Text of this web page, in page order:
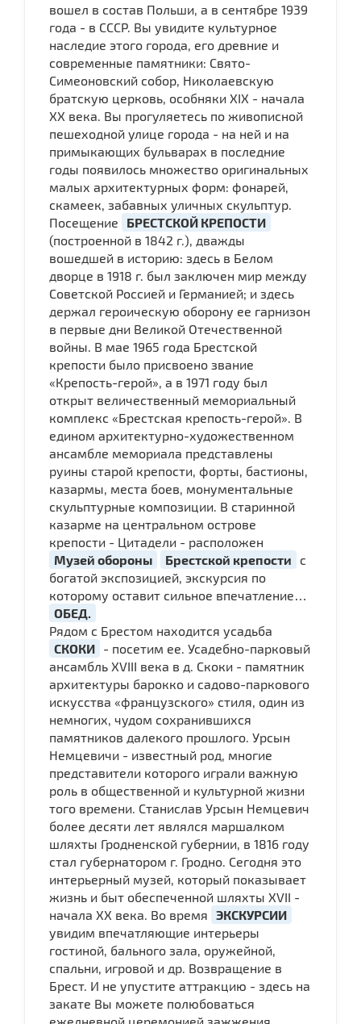
вошел в состав Польши, а в сентябре 1939
года - в СССР. Вы увидите культурное
наследие этого города, его древние и
современные памятники: Свято-
Симеоновский собор, Николаевскую
братскую церковь, особняки XIX - начала
ХХ века. Вы прогуляетесь по живописной
пешеходной улице города - на ней и на
примыкающих бульварах в последние
годы появилось множество оригинальных
малых архитектурных форм: фонарей,
скамеек, забавных уличных скульптур.
Посещение
БРЕСТСКОЙ КРЕПОСТИ
(построенной в 1842 г.), дважды
вошедшей в историю: здесь в Белом
дворце в 1918 г. был заключен мир между
Советской Россией и Германией; и здесь
держал героическую оборону ее гарнизон
в первые дни Великой Отечественной
войны. В мае 1965 года Брестской
крепости было присвоено звание
«Крепость-герой», а в 1971 году был
открыт величественный мемориальный
комплекс «Брестская крепость-герой». В
едином архитектурно-художественном
ансамбле мемориала представлены
руины старой крепости, форты, бастионы,
казармы, места боев, монументальные
скульптурные композиции. В старинной
казарме на центральном острове
крепости - Цитадели - расположен
Музей обороны
Брестской крепости
с
богатой экспозицией, экскурсия по
которому оставит сильное впечатление…
ОБЕД.
Рядом с Брестом находится усадьба
СКОКИ - посетим ее. Усадебно-парковый
ансамбль XVIII века в д. Скоки - памятник
архитектуры барокко и садово-паркового
искусства «французского» стиля, один из
немногих, чудом сохранившихся
памятников далекого прошлого. Урсын
Немцевичи - известный род, многие
представители которого играли важную
роль в общественной и культурной жизни
того времени. Станислав Урсын Немцевич
более десяти лет являлся маршалком
шляхты Гродненской губернии, в 1816 году
стал губернатором г. Гродно. Сегодня это
интерьерный музей, который показывает
жизнь и быт обеспеченной шляхты XVII -
начала XX века. Во время ЭКСКУРСИИ
увидим впечатляющие интерьеры
гостиной, бального зала, оружейной,
спальни, игровой и др. Возвращение в
Брест. И не упустите аттракцию - здесь на
закате Вы можете полюбоваться
ежедневной церемонией зажжения